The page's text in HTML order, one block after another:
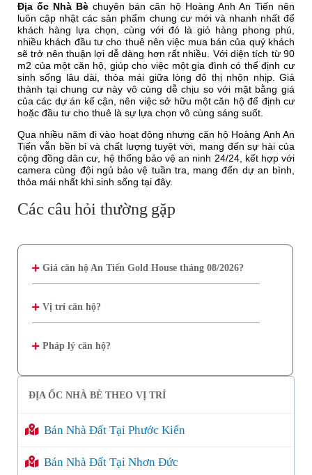
Địa ốc Nhà Bè chuyên bán căn hộ Hoàng Anh An Tiến nên
luôn cập nhật các sản phẩm chung cư mới và nhanh nhất để
khách hàng lựa chọn, cùng với đó là giỏ hàng phong phú,
nhiều khách đầu tư cho thuê nên việc mua bán của quý khách
sẽ trở nên thuận lợi dễ dàng hơn rất nhiều. Với diện tích từ 90
m2 của một căn hộ, giúp cho việc một gia đình có thể định cư
sinh sống lâu dài, thỏa mái giữa lòng đô thị nhộn nhịp. Giá
thành tại chung cư này vô cùng dễ chịu so với mặt bằng giá
của các dự án kế cận, nên việc sở hữu một căn hộ để định cư
hoặc đầu tư cho thuê là sự lựa chọn vô cùng sáng suốt.
Qua nhiều năm đi vào hoạt động nhưng căn hộ Hoàng Anh An
Tiến vẫn bền bỉ và chất lượng tuyệt vời, mang đến sự hài của
cộng đồng dân cư, hệ thống bảo vệ an ninh 24/24, kết hợp với
camera cùng đội ngủ bảo vệ tuần tra, mang đến dự an bình,
thỏa mái nhất khi sinh sống tại đây.
Các câu hỏi thường gặp
Giá căn hộ An Tiến Gold House tháng 08/2026?
Vị trí căn hộ?
Pháp lý căn hộ?
ĐỊA ỐC NHÀ BÈ THEO VỊ TRÍ
Bán Nhà Đất Tại Phước Kiển
Bán Nhà Đất Tại Nhơn Đức